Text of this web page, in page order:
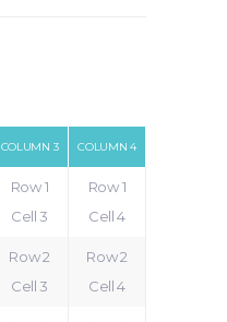
COLUMN 3 COLUMN 4
Row 1
Cell 3
Row 1
Cell 4
Row 2
Cell 3
Row 2
Cell 4